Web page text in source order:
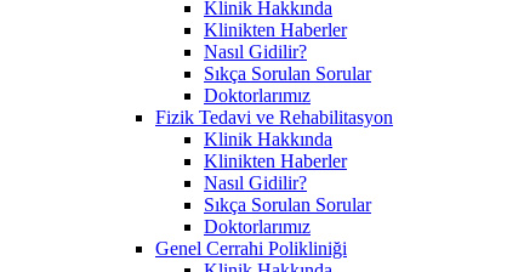
Klinik Hakkında
Klinikten Haberler
Nasıl Gidilir?
Sıkça Sorulan Sorular
Doktorlarımız
Fizik Tedavi ve Rehabilitasyon
Klinik Hakkında
Klinikten Haberler
Nasıl Gidilir?
Sıkça Sorulan Sorular
Doktorlarımız
Genel Cerrahi Polikliniği